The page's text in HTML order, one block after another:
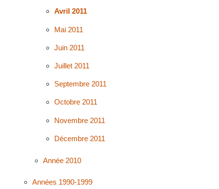
Avril 2011
Mai 2011
Juin 2011
Juillet 2011
Septembre 2011
Octobre 2011
Novembre 2011
Décembre 2011
Année 2010
Années 1990-1999